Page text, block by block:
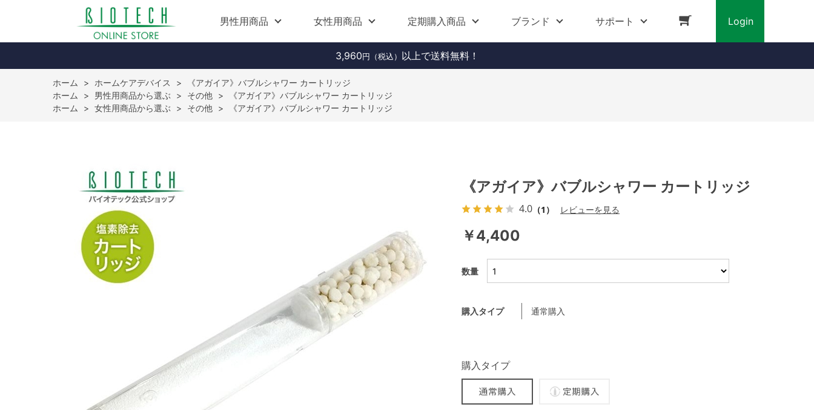
男性用商品 女性用商品 定期購入商品 ブランド サポート Login
3,960 円（税込） 以上で送料無料！
ホーム > ホームケアデバイス >
《アガイア》バブルシャワー カートリッジ
ホーム
> 男性用商品から選ぶ > その他 >
《アガイア》バブルシャワー カートリッジ
ホーム
> 女性用商品から選ぶ > その他 > 《アガイア》バブルシャワー カートリッジ
《アガイア》バブルシャワー カートリッジ
4.0 （1） レビューを見る
￥4,400
購入タイプ 通常購入
購入タイプ
数量